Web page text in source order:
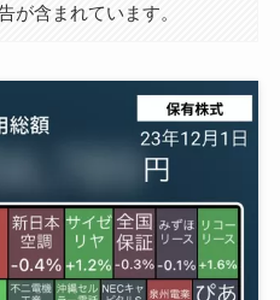
が含まれています。